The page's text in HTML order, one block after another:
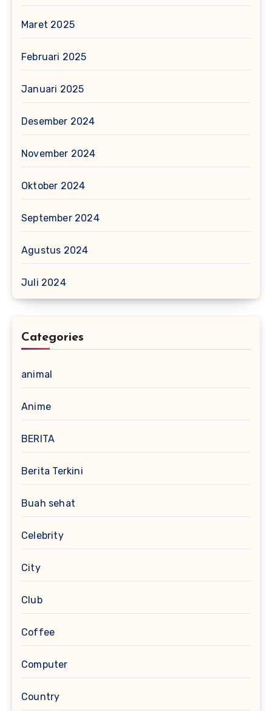
Maret 2025
Februari 2025
Januari 2025
Desember 2024
November 2024
Oktober 2024
September 2024
Agustus 2024
Juli 2024
Categories
animal
Anime
BERITA
Berita Terkini
Buah sehat
Celebrity
City
Club
Coffee
Computer
Country